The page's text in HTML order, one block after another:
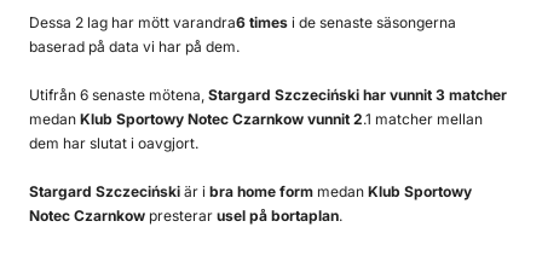
Dessa 2 lag har mött varandra6 times i de senaste säsongerna
baserad på data vi har på dem.
Utifrån 6 senaste mötena, Stargard Szczeciński har vunnit 3 matcher
medan Klub Sportowy Notec Czarnkow vunnit 2.1 matcher mellan
dem har slutat i oavgjort.
Stargard Szczeciński är i bra home form medan Klub Sportowy
Notec Czarnkow presterar usel på bortaplan.